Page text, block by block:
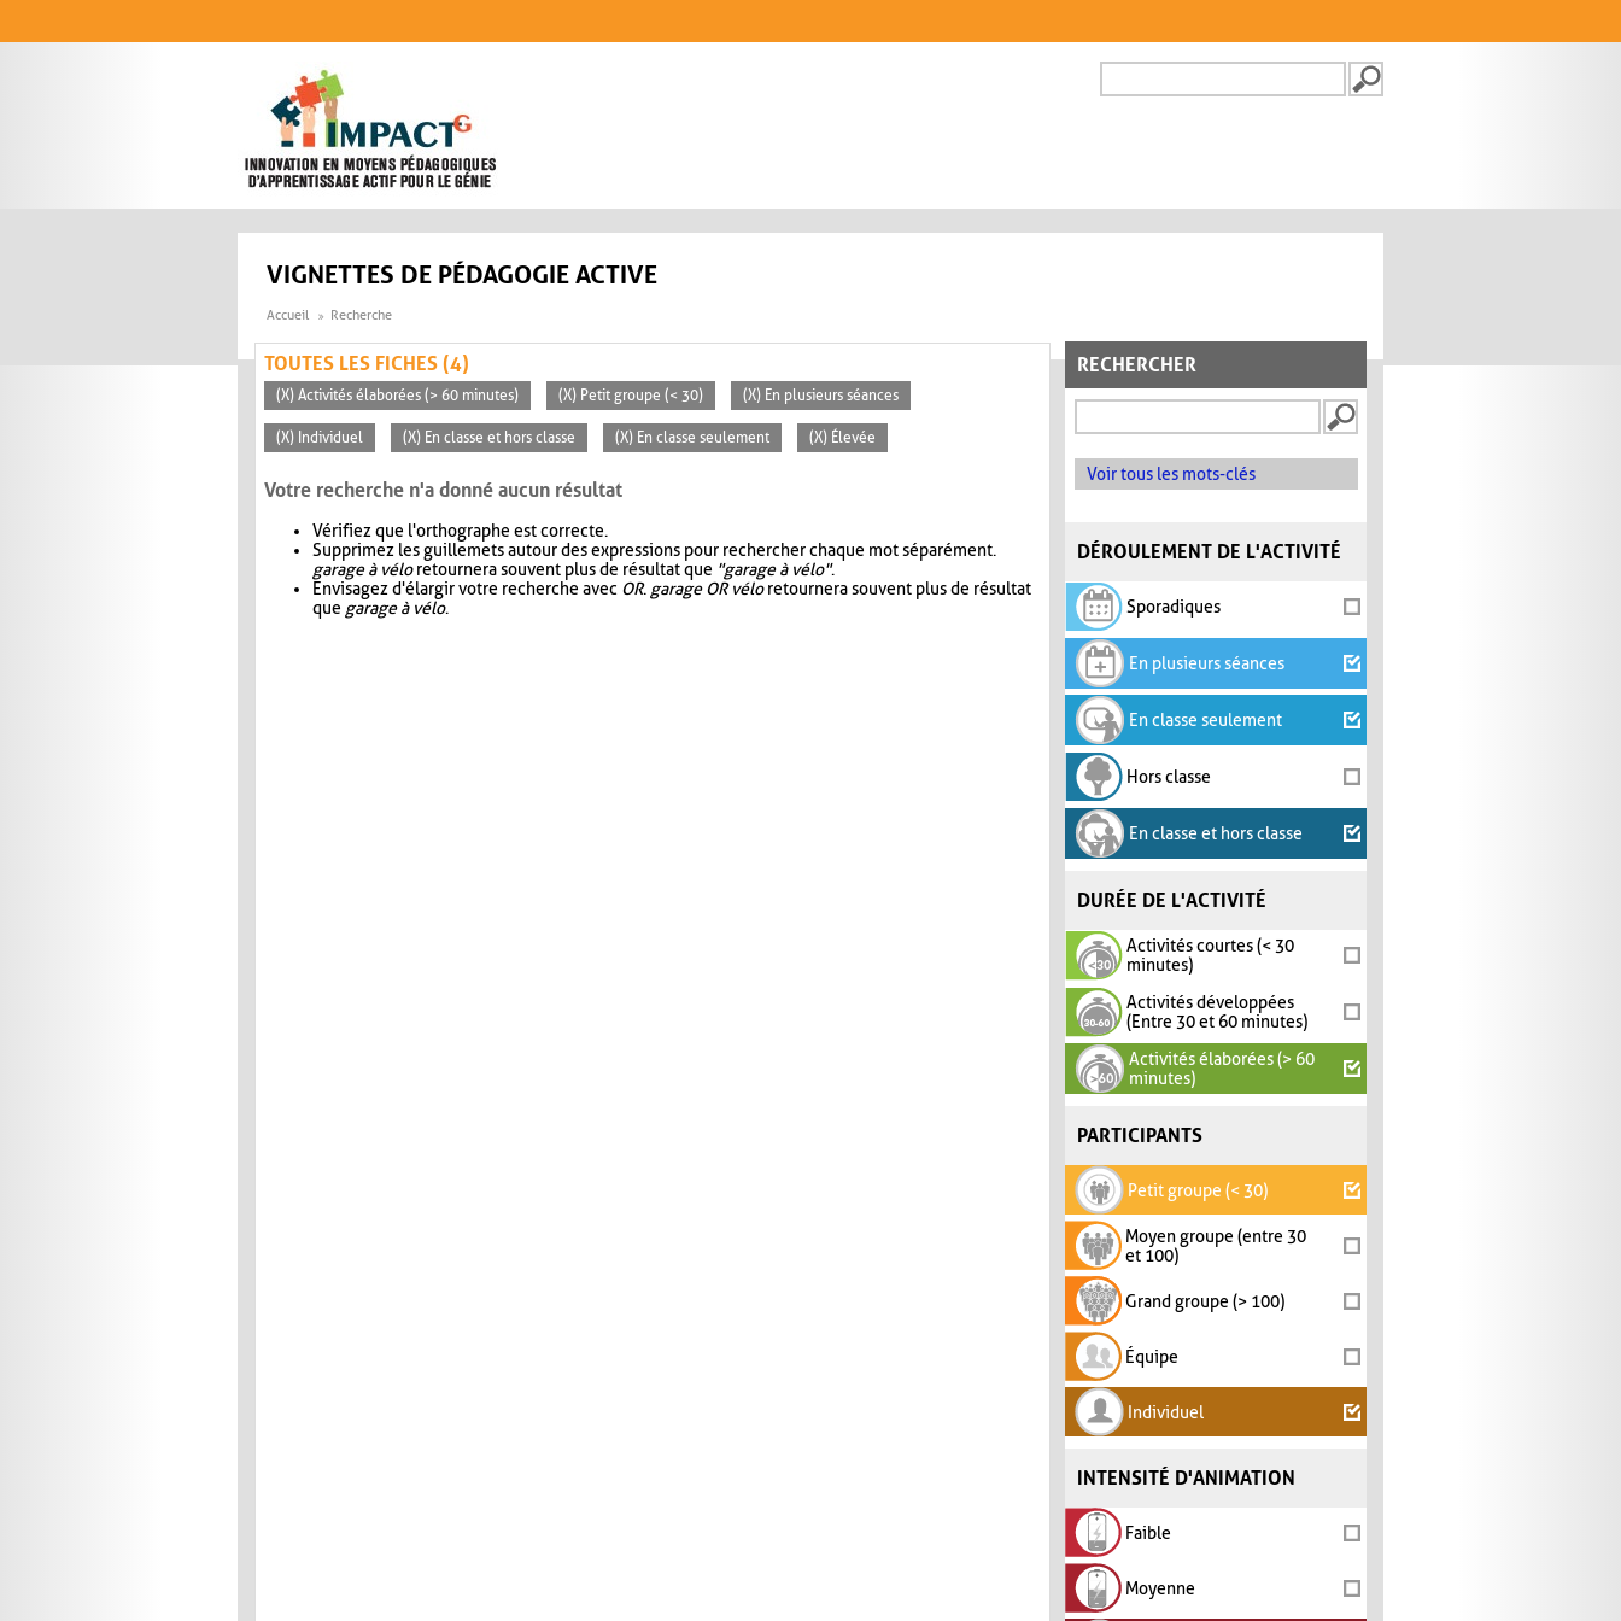
FORMULAIRE DE
VIGNETTES DE PÉDAGOGIE ACTIVE
Accueil Recherche
RECHERCHER
Voir tous les mots-clés
DÉROULEMENT DE L'ACTIVITÉ
Sporadiques
En plusieurs séances
En classe seulement
Hors classe
En classe et hors classe
DURÉE DE L'ACTIVITÉ
Activités courtes (< 30
minutes)
Activités développées
(Entre 30 et 60 minutes)
Activités élaborées (> 60
minutes)
PARTICIPANTS
Petit groupe (< 30)
Moyen groupe (entre 30
et 100)
Grand groupe (> 100)
Équipe
Individuel
INTENSITÉ D'ANIMATION
Faible
Moyenne
TOUTES LES FICHES (4)
(X) Activités élaborées (> 60 minutes) (X) Petit groupe (< 30) (X) En plusieurs séances
(X) Individuel (X) En classe et hors classe (X) En classe seulement (X) Élevée
Votre recherche n'a donné aucun résultat
Vérifiez que l'orthographe est correcte.
Supprimez les guillemets autour des expressions pour rechercher chaque mot séparément.
garage à véloretournera souvent plus de résultat que "garage à vélo".
Envisagez d'élargir votre recherche avec OR. garage OR véloretournera souvent plus de résultat
que garage à vélo.